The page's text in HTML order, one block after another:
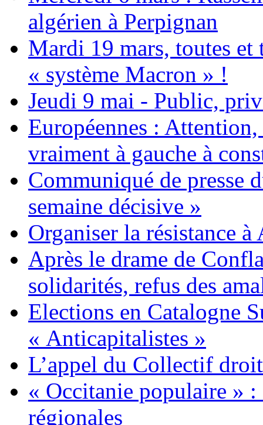
algérien à Perpignan
Mardi 19 mars, toutes et
« système Macron » !
Jeudi 9 mai - Public,
Européennes :
vraiment à gauche à
Communiqué de presse
semaine décisive »
Organiser la résistance
Après le drame de
solidarités, refus des
Elections en Catalogne
« Anticapitalistes »
L’appel du Collectif
« Occitanie populaire »
régionales